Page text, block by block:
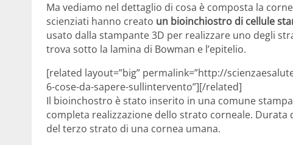
Ma vediamo nel dettaglio di cosa è composta la
scienziati hanno creato un bioinchiostro di cellule
usato dalla stampante 3D per realizzare uno degli
trova sotto la lamina di Bowman e l’epitelio.
[related layout=”big” permalink=”http://
6-cose-da-sapere-sullintervento”][/related]
Il bioinchostro è stato inserito in una comune
completa realizzazione dello strato corneale. Durata
del terzo strato di una cornea umana.